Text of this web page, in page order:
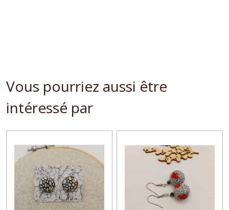
Vous pourriez aussi être
intéressé par